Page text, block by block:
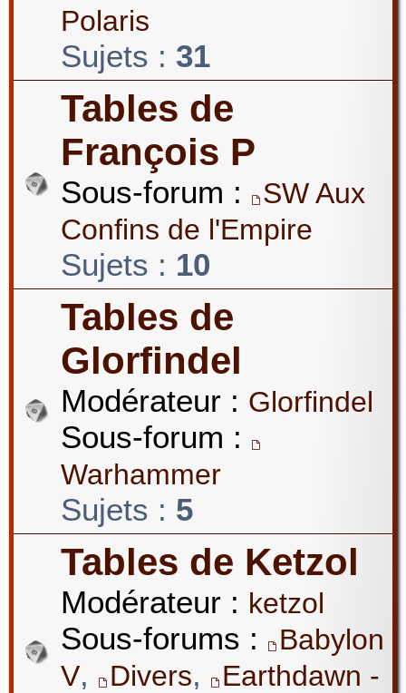
Polaris
Sujets : 31
Tables de
François P
Sous-forum :
SW Aux
Confins de l'Empire
Sujets : 10
Tables de
Glorfindel
Modérateur : Glorfindel
Sous-forum :
Warhammer
Sujets : 5
Tables de Ketzol
Modérateur : ketzol
Sous-forums :
Babylon
V, Divers,
Earthdawn -